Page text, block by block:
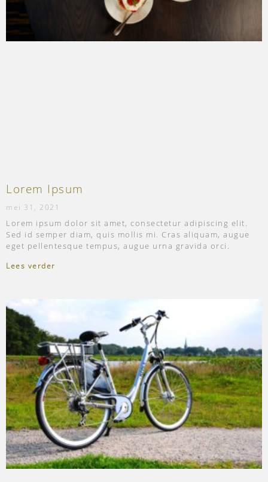
Lorem Ipsum
mei 31, 2021
Lorem ipsum dolor sit amet, consectetur adipiscing elit.
Sed id semper diam, quis mollis mi. Cras aliquam, augue
eget pellentesque tempus, augue urna gravida orci.
Lees verder